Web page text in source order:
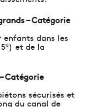
– Catégorie
enfants dans les
e) et de la
Catégorie
sécurisés et
du canal de